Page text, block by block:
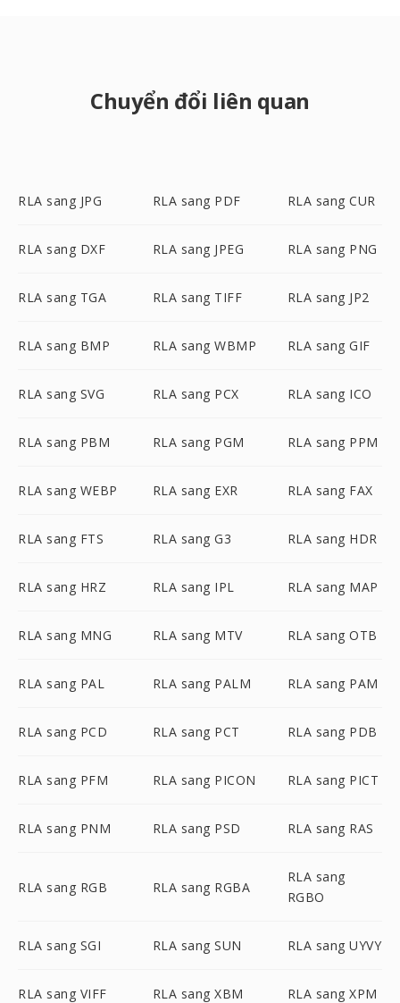
Chuyển đổi liên quan
RLA sang JPG RLA sang PDF RLA sang CUR
RLA sang DXF RLA sang JPEG RLA sang PNG
RLA sang TGA RLA sang TIFF RLA sang JP2
RLA sang BMP RLA sang WBMP RLA sang GIF
RLA sang SVG RLA sang PCX RLA sang ICO
RLA sang PBM RLA sang PGM RLA sang PPM
RLA sang WEBP RLA sang EXR RLA sang FAX
RLA sang FTS RLA sang G3 RLA sang HDR
RLA sang HRZ RLA sang IPL RLA sang MAP
RLA sang MNG RLA sang MTV RLA sang OTB
RLA sang PAL RLA sang PALM RLA sang PAM
RLA sang PCD RLA sang PCT RLA sang PDB
RLA sang PFM RLA sang PICON RLA sang PICT
RLA sang PNM RLA sang PSD RLA sang RAS
RLA sang RGB RLA sang RGBA
RLA sang
RGBO
RLA sang SGI RLA sang SUN RLA sang UYVY
RLA sang VIFF RLA sang XBM RLA sang XPM